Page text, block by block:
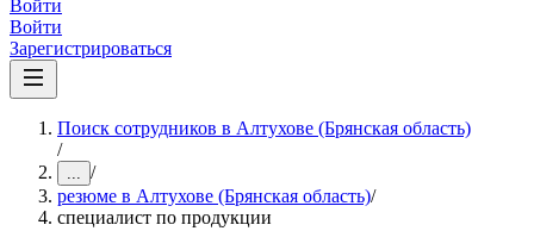
Войти
Войти
Зарегистрироваться
Поиск сотрудников в Алтухове (Брянская область)
/
... /
резюме в Алтухове (Брянская область)/
специалист по продукции